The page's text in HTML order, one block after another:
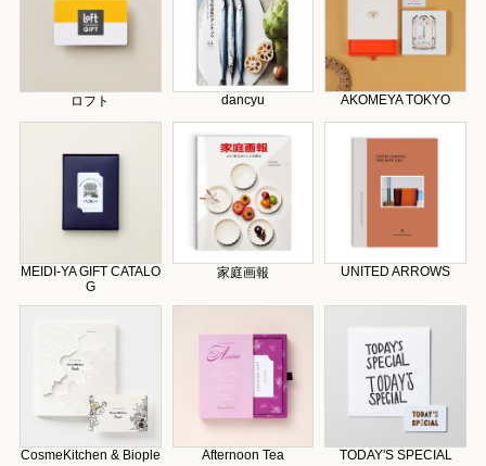
ロフト dancyu AKOMEYA TOKYO
MEIDI-YA GIFT CATALO
G
家庭画報 UNITED ARROWS
CosmeKitchen & Biople Afternoon Tea TODAY'S SPECIAL